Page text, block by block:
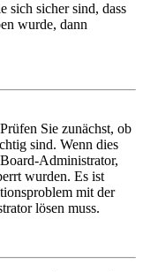
sich sicher sind, dass
wurde, dann
Sie zunächst, ob
sind. Wenn dies
Administrator,
wurden. Es ist
mit der
lösen muss.